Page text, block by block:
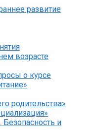
развитие
возрасте
о курсе
родительства»
и